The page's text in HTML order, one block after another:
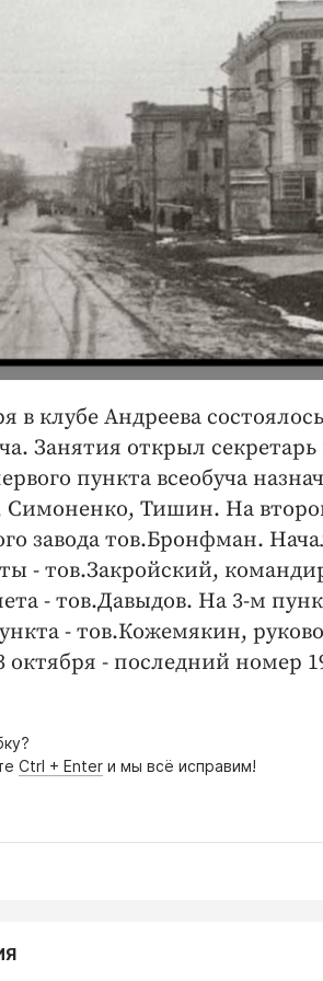
в клубе Андреева
Занятия открыл
пункта всеобуча
Симоненко, Тишин. На
завода тов.Бронфман.
- тов.Закройский,
- тов.Давыдов. На 3-м
- тов.Кожемякин,
октября - последний номер
Ctrl + Enter и мы всё исправим!